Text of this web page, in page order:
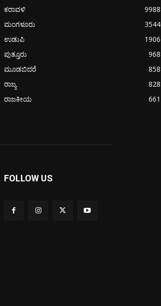
ಕರಾವಳಿ
9988
ಮಂಗಳೂರು
3544
ಉಡುಪಿ
1906
ಪುತ್ತೂರು
968
ಮೂಡಬಿದರೆ
858
ರಾಜ್ಯ
828
ರಾಜಕೀಯ
661
FOLLOW US